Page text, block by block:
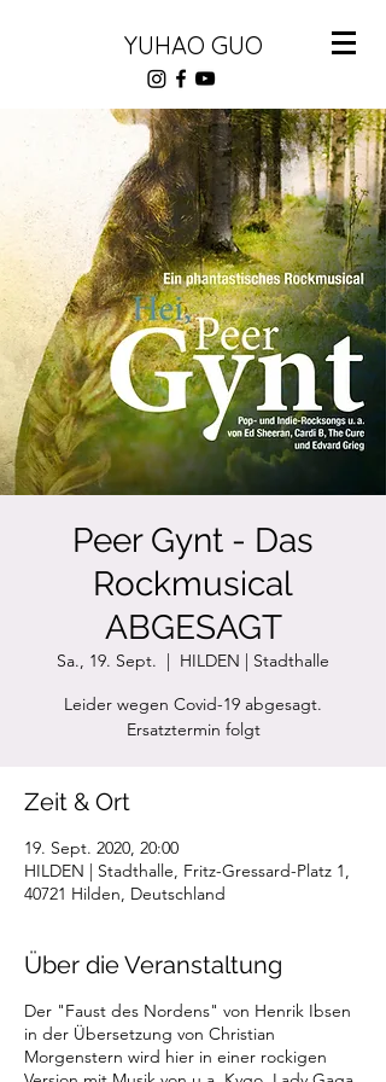
YUHAO GUO
Peer Gynt - Das
Rockmusical
ABGESAGT
Sa., 19. Sept.
  |
HILDEN | Stadthalle
Leider wegen Covid-19 abgesagt.
Ersatztermin folgt
Zeit & Ort
19. Sept. 2020, 20:00
HILDEN | Stadthalle, Fritz-Gressard-Platz 1,
40721 Hilden, Deutschland
Über die Veranstaltung
Der "Faust des Nordens" von Henrik Ibsen
in der Übersetzung von Christian
Morgenstern wird hier in einer rockigen